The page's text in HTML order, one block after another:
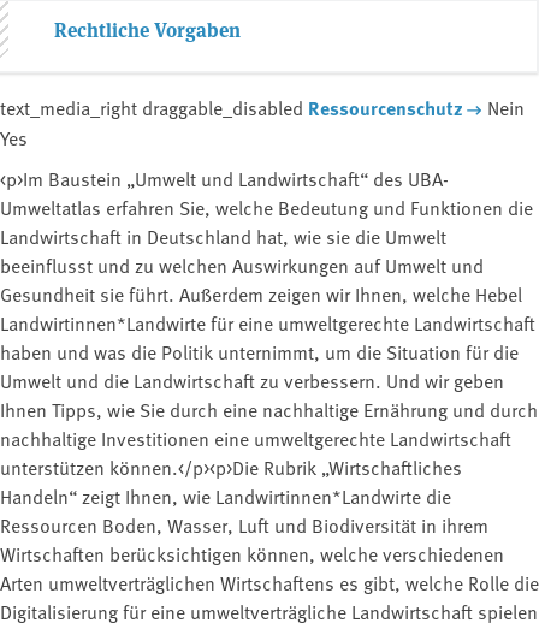
Rechtliche Vorgaben
text_media_right draggable_disabled Ressourcenschutz
Nein
Yes
<p>Im Baustein „Umwelt und Landwirtschaft“ des UBA-
Umweltatlas erfahren Sie, welche Bedeutung und Funktionen die
Landwirtschaft in Deutschland hat, wie sie die Umwelt
beeinflusst und zu welchen Auswirkungen auf Umwelt und
Gesundheit sie führt. Außerdem zeigen wir Ihnen, welche Hebel
Landwirtinnen*Landwirte für eine umweltgerechte Landwirtschaft
haben und was die Politik unternimmt, um die Situation für die
Umwelt und die Landwirtschaft zu verbessern. Und wir geben
Ihnen Tipps, wie Sie durch eine nachhaltige Ernährung und durch
nachhaltige Investitionen eine umweltgerechte Landwirtschaft
unterstützen können.</p><p>Die Rubrik „Wirtschaftliches
Handeln“ zeigt Ihnen, wie Landwirtinnen*Landwirte die
Ressourcen Boden, Wasser, Luft und Biodiversität in ihrem
Wirtschaften berücksichtigen können, welche verschiedenen
Arten umweltverträglichen Wirtschaftens es gibt, welche Rolle die
Digitalisierung für eine umweltverträgliche Landwirtschaft spielen